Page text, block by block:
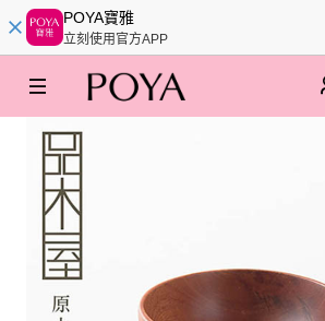
POYA寶雅
立刻使用官方APP